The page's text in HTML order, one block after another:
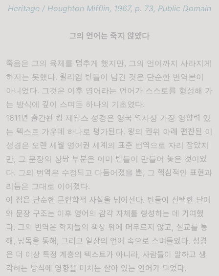
Heritage / Houghton Mifflin, 1967, p. 73, Public Domain
그의 언어는 죽지 않았다
죽음은 그의 육체를 멈추게 했지만, 그의 언어까지 사라지게
하지는 못했다. 윌리엄 틴들 이 남긴 것은 단순한 번역본이
아니었다. 그것은 이후 영어라는 언어가 스스로를 형성해 가
는 방식에 깊이 스며든 하나의 기초였다.
1611년 출간된 킹 제임스 성경은 영국 역사상 가장 영향력 있
는 텍스트 가운데 하나로 평가된다. 왕의 권위 아래 편찬된 이
성경은 오랜 세월 영어권 세계의 표준 번역으로 자리 잡았지
만, 그 문장의 상당 부분은 이미 틴들이 만들어 놓은 것이었
다. 그의 번역은 수정되고 다듬어졌을 뿐, 그 핵심적인 표현과
리듬은 그대로 이어졌다.
이 점은 단순한 문헌학적 사실을 넘어선다. 틴들이 선택한 단어
와 문장 구조는 이후 영어의 감각 자체를 형성하는 데 기여했
다. 그의 번역은 학자들의 책상 위에 머무르지 않고, 설교를 통
해, 낭독을 통해, 그리고 일상의 언어 속으로 스며들었다. 성경
은 더 이상 특정 계층의 텍스트가 아니라, 사람들이 말하고 생
각하는 방식에 영향을 미치는 살아 있는 언어가 되었다.